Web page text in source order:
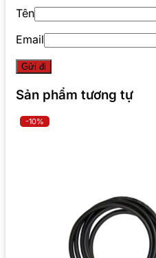
Tên
Email
Sản phẩm tương tự
-10%